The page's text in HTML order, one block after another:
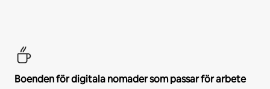
Boenden för digitala nomader som passar för arbete